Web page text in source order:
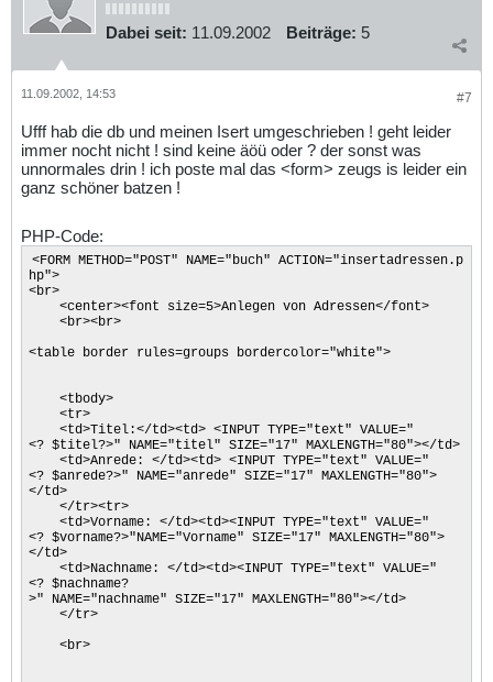
Dabei seit: 11.09.2002 Beiträge: 5
#7
11.09.2002, 14:53
Ufff hab die db und meinen Isert umgeschrieben ! geht leider
immer nocht nicht ! sind keine äöü oder ? der sonst was
unnormales drin ! ich poste mal das <form> zeugs is leider ein
ganz schöner batzen !
PHP-Code:
<FORM METHOD="POST" NAME="buch" ACTION="insertadressen.p
hp">
<br>
<center><font size=5>Anlegen von Adressen</font>
<br><br>
<table border rules=groups bordercolor="white">
<tbody>
<tr>
<td>Titel:</td><td> <INPUT TYPE="text" VALUE="
<? $titel?>" NAME="titel" SIZE="17" MAXLENGTH="80"></td>
<td>Anrede: </td><td> <INPUT TYPE="text" VALUE="
<? $anrede?>" NAME="anrede" SIZE="17" MAXLENGTH="80">
</td>
</tr><tr>
<td>Vorname: </td><td><INPUT TYPE="text" VALUE="
<? $vorname?>"NAME="Vorname" SIZE="17" MAXLENGTH="80">
</td>
<td>Nachname: </td><td><INPUT TYPE="text" VALUE="
<? $nachname?
>" NAME="nachname" SIZE="17" MAXLENGTH="80"></td>
</tr>
<br>